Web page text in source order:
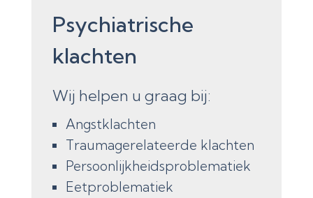
Psychiatrische
klachten
Wij helpen u graag bij:
Angstklachten
Traumagerelateerde klachten
Persoonlijkheidsproblematiek
Eetproblematiek